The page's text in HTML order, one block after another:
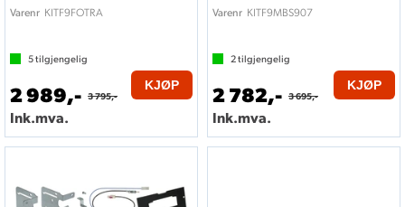
Varenr KITF9FOTRA
5tilgjengelig
2 989,- 3 795,-
Ink.mva.
KJØP
Varenr KITF9MBS907
2tilgjengelig
2 782,- 3 695,-
Ink.mva.
KJØP